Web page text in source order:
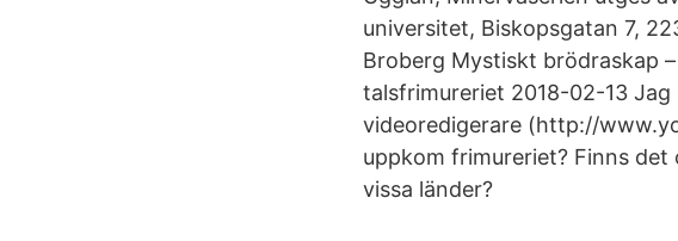
universitet, Biskopsgatan 7,
Broberg Mystiskt brödraskap
talsfrimureriet 2018-02-13 Jag
videoredigerare (http://
uppkom frimureriet? Finns
vissa länder?